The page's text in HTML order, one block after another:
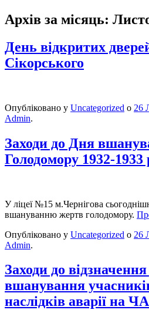
Архів за місяць:
День відкритих
Сікорського
Опубліковано у Uncategorized о 26
Admin.
Заходи до Дня
Голодомору 1932-1933
У ліцеї №15 м.Чернігова
вшануванню жертв голодомору.
Опубліковано у Uncategorized о 26
Admin.
Заходи до
вшанування учасників
наслідків аварії на